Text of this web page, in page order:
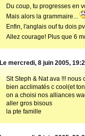
Du coup, tu progresses en
Mais alors la grammaire...
Enfin, l'anglais ouf tu dois
Allez courage! Plus que 6
Le mercredi, 8 juin 2005,
Slt Steph & Nat ava !!! nous
bien acclimatés c cool(et
on a choisi nos alliances
aller gros bisous
la pte famille